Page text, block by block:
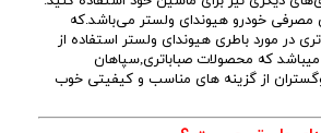
مصرفی خودرو هیوندای ولستر می‌باشد.که
در مورد باطری هیوندای ولستر استفاده از
آمپر های 50 آمپر میباشد که محصولات صباباتری,سپاهان
از گزینه های مناسب و کیفیتی خوب